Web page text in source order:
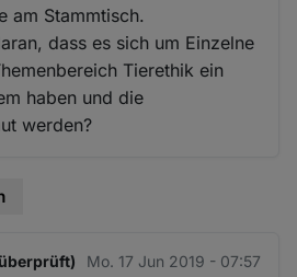
am Stammtisch.
dass es sich um Einzelne
Tierethik ein
haben und die
werden?
Mo. 17 Jun 2019 - 07:57